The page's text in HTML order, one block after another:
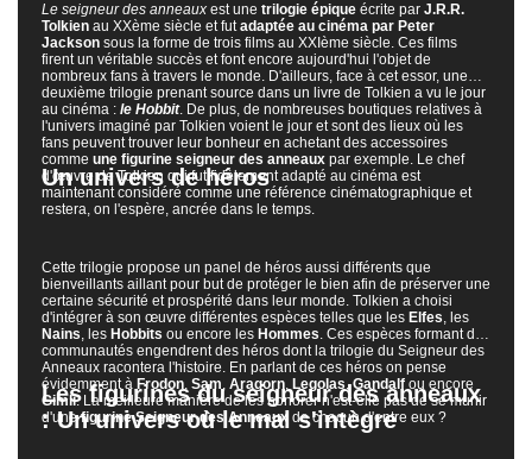
Le seigneur des anneaux est une trilogie épique écrite par J.R.R.
Tolkien au XXème siècle et futadaptée au cinéma par Peter
Jackson sous la forme de trois films au XXIème siècle. Ces films
firent un véritable succès et font encore aujourd'hui l'objet de
nombreux fans à travers le monde. D'ailleurs, face à cet essor, une
deuxième trilogie prenant source dans un livre de Tolkien a vu le jour
au cinéma : le Hobbit. De plus, de nombreuses boutiques relatives à
l'univers imaginé par Tolkien voient le jour et sont des lieux où les
fans peuvent trouver leur bonheur en achetant des accessoires
comme une figurine seigneur des anneaux par exemple. Le chef
d'œuvre de Tolkien qui fut fidèlement adapté au cinéma est
maintenant considéré comme une référence cinématographique et
restera, on l'espère, ancrée dans le temps.
Un univers de héros
Cette trilogie propose un panel de héros aussi différents que
bienveillants aillant pour but de protéger le bien afin de préserver une
certaine sécurité et prospérité dans leur monde. Tolkien a choisi
d'intégrer à son œuvre différentes espèces telles que les Elfes, les
Nains, les Hobbits ou encore les Hommes. Ces espèces formant des
communautés engendrent des héros dont la trilogie du Seigneur des
Anneaux racontera l'histoire. En parlant de ces héros on pense
évidemment à Frodon, Sam, Aragorn, Legolas,Gandalf ou encore
Gimli. La meilleure manière de les honorer n'est-elle pas de se munir
d'unefigurine Seigneur des Anneaux de chacun d'entre eux ?
Les figurines du seigneur des anneaux
: Un univers où le mal s'intègre